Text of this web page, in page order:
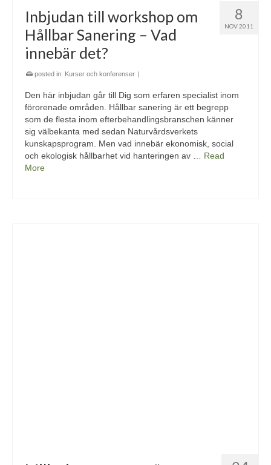
8
NOV 2011
Inbjudan till workshop om
Hållbar Sanering – Vad
innebär det?
posted in: Kurser och konferenser |
Den här inbjudan går till Dig som erfaren specialist inom
förorenade områden. Hållbar sanering är ett begrepp
som de flesta inom efterbehandlingsbranschen känner
sig välbekanta med sedan Naturvårdsverkets
kunskapsprogram. Men vad innebär ekonomisk, social
och ekologisk hållbarhet vid hanteringen av … Read
More